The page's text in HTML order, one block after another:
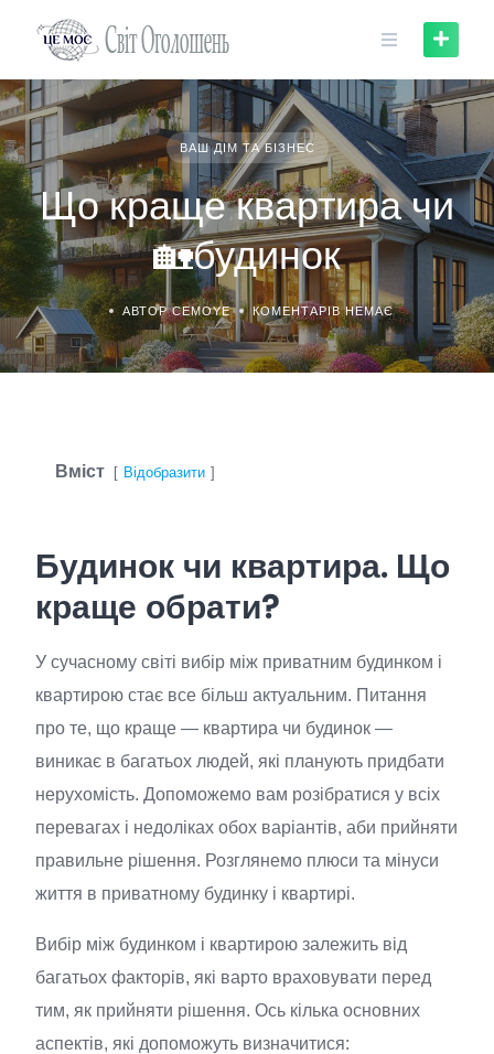
ВАШ ДІМ ТА БІЗНЕС
Що краще квартира чи
🏡будинок
АВТОР CEMOYE КОМЕНТАРІВ НЕМАЄ
Вміст Відобразити
Будинок чи квартира. Що
краще обрати?
У сучасному світі вибір між приватним будинком і
квартирою стає все більш актуальним. Питання
про те, що краще — квартира чи будинок —
виникає в багатьох людей, які планують придбати
нерухомість. Допоможемо вам розібратися у всіх
перевагах і недоліках обох варіантів, аби прийняти
правильне рішення. Розглянемо плюси та мінуси
життя в приватному будинку і квартирі.
Вибір між будинком і квартирою залежить від
багатьох факторів, які варто враховувати перед
тим, як прийняти рішення. Ось кілька основних
аспектів, які допоможуть визначитися: